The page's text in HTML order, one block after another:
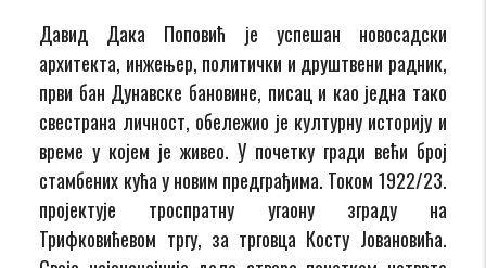
Давид Дака Поповић је успешан новосадски
архитекта, инжењер, политички и друштвени радник,
први бан Дунавске бановине, писац и као једна тако
свестрана личност, обележио је културну историју и
време у којем је живео. У почетку гради већи број
стамбених кућа у новим предграђима. Током 1922/23.
пројектује троспратну угаону зграду на
Трифковићевом тргу, за трговца Косту Јовановића.